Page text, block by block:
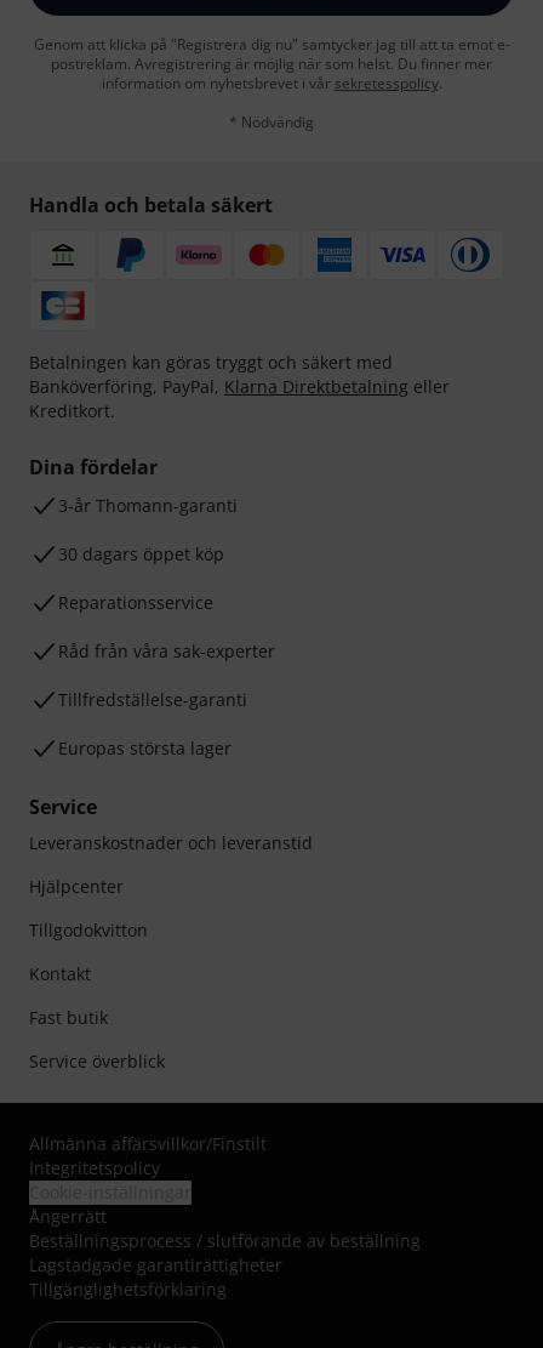
Genom att klicka på "Registrera dig nu" samtycker jag till att ta emot e-
postreklam. Avregistrering är möjlig när som helst. Du finner mer
information om nyhetsbrevet i vår sekretesspolicy.
* Nödvändig
Handla och betala säkert
Betalningen kan göras tryggt och säkert med
Banköverföring, PayPal, Klarna Direktbetalning eller
Kreditkort.
Dina fördelar
3-år Thomann-garanti
30 dagars öppet köp
Reparationsservice
Råd från våra sak-experter
Tillfredställelse-garanti
Europas största lager
Service
Leveranskostnader och leveranstid
Hjälpcenter
Tillgodokvitton
Kontakt
Fast butik
Service överblick
Allmänna affärsvillkor/Finstilt
Integritetspolicy
Ångerrätt
Beställningsprocess / slutförande av beställning
Lagstadgade garantirättigheter
Tillgänglighetsförklaring